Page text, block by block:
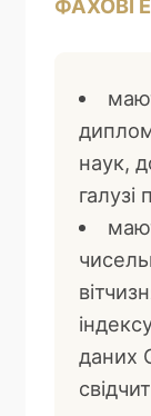
ФАХОВІ
наук,
галузі
даних